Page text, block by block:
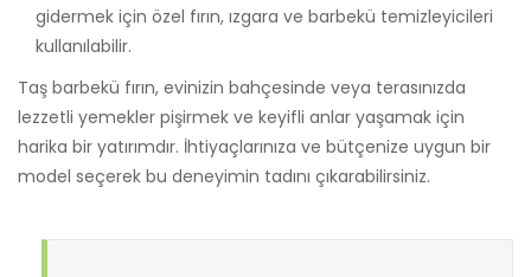
gidermek için özel fırın, ızgara ve barbekü temizleyicileri
kullanılabilir.
Taş barbekü fırın, evinizin bahçesinde veya terasınızda
lezzetli yemekler pişirmek ve keyifli anlar yaşamak için
harika bir yatırımdır. İhtiyaçlarınıza ve bütçenize uygun bir
model seçerek bu deneyimin tadını çıkarabilirsiniz.